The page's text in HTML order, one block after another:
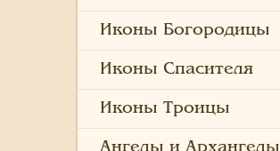
Иконы Богородицы
Иконы Спасителя
Иконы Троицы
Ангелы и Архангелы